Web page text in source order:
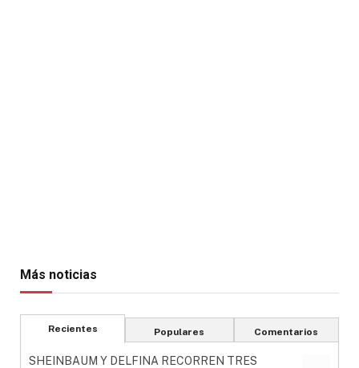
Más noticias
Recientes Populares Comentarios
SHEINBAUM Y DELFINA RECORREN TRES